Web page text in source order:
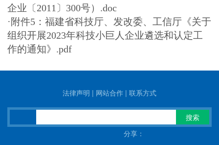
企业〔2011〕300号）.doc
·附件5：福建省科技厅、发改委、工信厅《关于
组织开展2023年科技小巨人企业遴选和认定工
作的通知》.pdf
法律声明 | 网站合作 | 联系方式
搜索
分享：